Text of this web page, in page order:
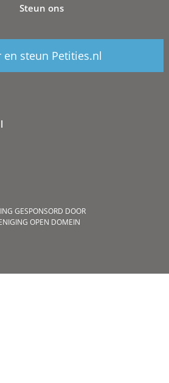
Steun ons
en steun Petities.nl
GESPONSORD DOOR
OPEN DOMEIN